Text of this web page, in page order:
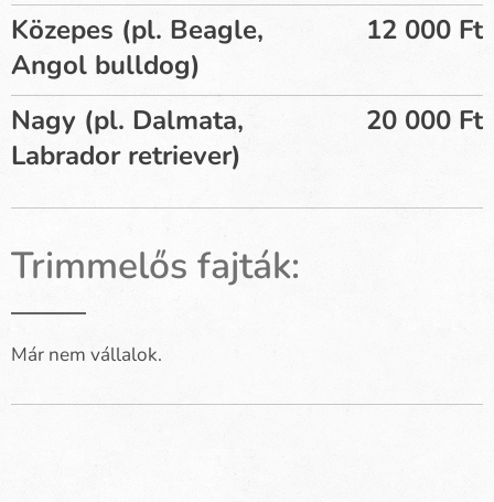
Közepes (pl. Beagle,
Angol bulldog)
12 000 Ft
Nagy (pl. Dalmata,
Labrador retriever)
20 000 Ft
Trimmelős fajták:
Már nem vállalok.